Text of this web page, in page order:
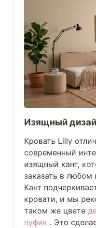
Изящный
Кровать Lilly
современный
изящный кант,
заказать в любом
Кант
кровати, и мы
таком же цвете
пуфик . Это